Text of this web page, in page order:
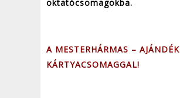
oktatócsomagokba.
A MESTERHÁRMAS – AJÁNDÉK
KÁRTYACSOMAGGAL!